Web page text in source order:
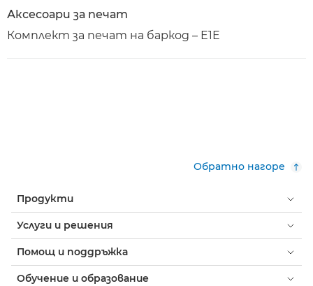
Аксесоари за печат
Комплект за печат на баркод – E1E
Обратно нагоре
Продукти
Услуги и решения
Помощ и поддръжка
Обучение и образование